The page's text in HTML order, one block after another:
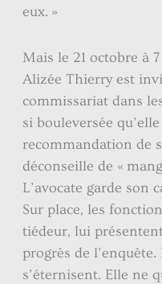
eux. »
Mais le 21 octobre à
Alizée Thierry est
commissariat dans
si bouleversée
recommandation de
déconseille de «
L’avocate garde son
Sur place, les
tiédeur, lui
progrès de
s’éternisent. Elle ne